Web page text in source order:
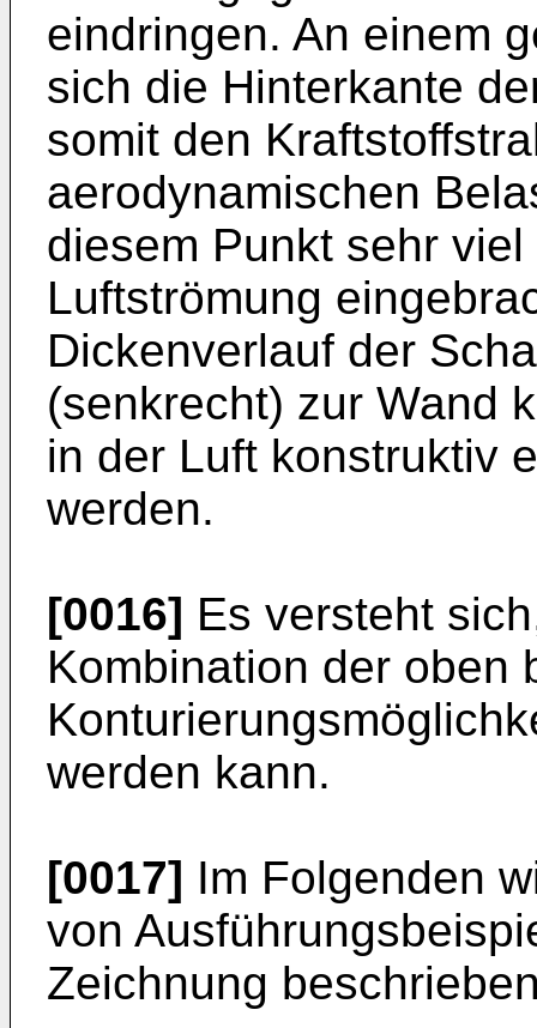
eindringen. An einem
sich die Hinterkante
somit den
aerodynamischen
diesem Punkt sehr
Luftströmung
Dickenverlauf der
(senkrecht) zur Wand
in der Luft konstruktiv
werden.
[0016] Es versteht
Kombination der oben
werden kann.
[0017] Im Folgenden
von
Zeichnung